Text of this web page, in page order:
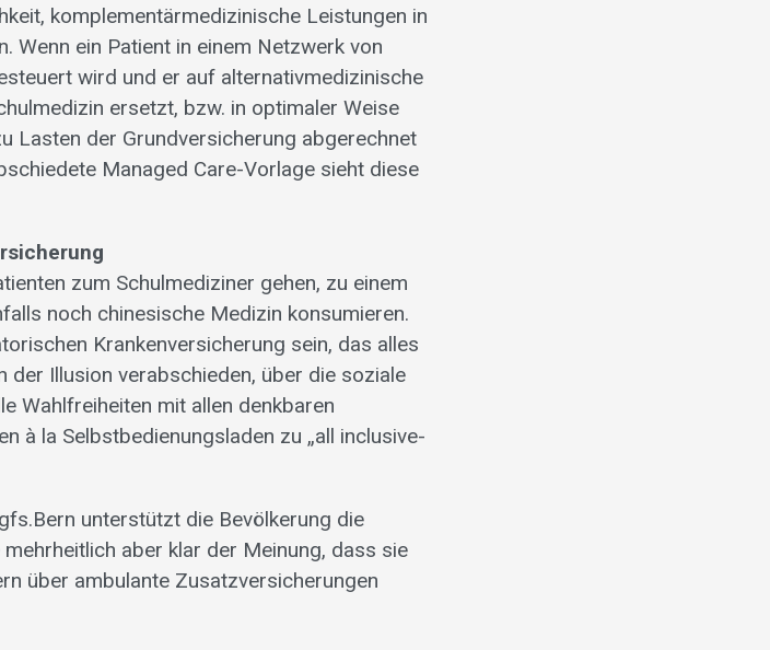
komplementärmedizinische Leistungen in
Wenn ein Patient in einem Netzwerk von
wird und er auf alternativmedizinische
ersetzt, bzw. in optimaler Weise
Lasten der Grundversicherung abgerechnet
Managed Care-Vorlage sieht diese
zum Schulmediziner gehen, zu einem
noch chinesische Medizin konsumieren.
Krankenversicherung sein, das alles
der Illusion verabschieden, über die soziale
Wahlfreiheiten mit allen denkbaren
à la Selbstbedienungsladen zu „all inclusive-
unterstützt die Bevölkerung die
aber klar der Meinung, dass sie
über ambulante Zusatzversicherungen